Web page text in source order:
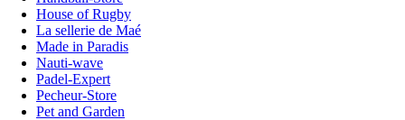
House of Rugby
La sellerie de Maé
Made in Paradis
Nauti-wave
Padel-Expert
Pecheur-Store
Pet and Garden